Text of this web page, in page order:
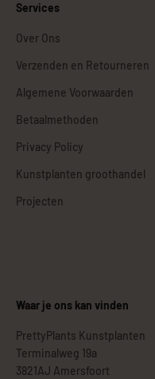
Services
Over Ons
Verzenden en Retourneren
Algemene Voorwaarden
Betaalmethoden
Privacy Policy
Kunstplanten groothandel
Projecten
Waar je ons kan vinden
PrettyPlants Kunstplanten
Terminalweg 19a
3821AJ Amersfoort